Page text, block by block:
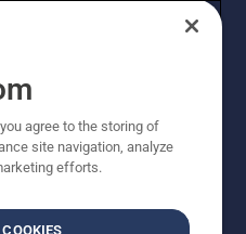
i diritti riservati. I prezzi
agree to the storing of
site navigation, analyze
efforts.